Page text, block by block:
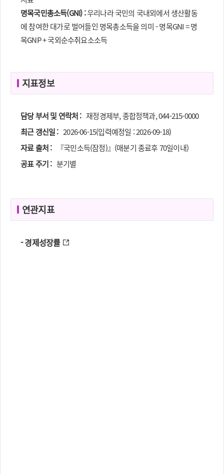
명목국민총소득(GNI) :우리나라 국민의 국내외에서 생산활동
에 참여한 대가로 벌어들인 명목총소득을 의미 - 명목GNI = 명
목GNP + 국외순수취요소소득
지표정보
담당 부서 및 연락처 : 재정경제부, 종합정책과, 044-215-0000
최근 갱신일 : 2026-06-15(입력예정일 : 2026-09-18)
자료 출처 :
『국민소득(잠정)』(매분기 종료후 70일이내)
공표 주기 : 분기별
연관지표
- 경제성장률